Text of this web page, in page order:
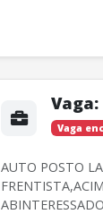
Vaga:
Vaga
AUTO POSTO